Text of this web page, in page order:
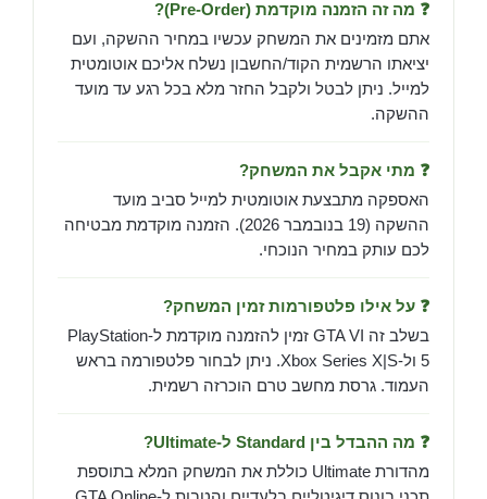
❓ מה זה הזמנה מוקדמת (Pre-Order)?
אתם מזמינים את המשחק עכשיו במחיר ההשקה, ועם
יציאתו הרשמית הקוד/החשבון נשלח אליכם אוטומטית
למייל. ניתן לבטל ולקבל החזר מלא בכל רגע עד מועד
ההשקה.
❓ מתי אקבל את המשחק?
האספקה מתבצעת אוטומטית למייל סביב מועד
ההשקה (19 בנובמבר 2026). הזמנה מוקדמת מבטיחה
לכם עותק במחיר הנוכחי.
❓ על אילו פלטפורמות זמין המשחק?
בשלב זה GTA VI זמין להזמנה מוקדמת ל-PlayStation
5 ול-Xbox Series X|S. ניתן לבחור פלטפורמה בראש
העמוד. גרסת מחשב טרם הוכרזה רשמית.
❓ מה ההבדל בין Standard ל-Ultimate?
מהדורת Ultimate כוללת את המשחק המלא בתוספת